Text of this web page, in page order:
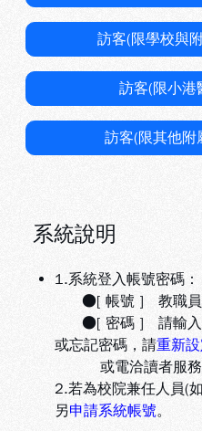
訪客(限學校與
訪客(限小港
訪客(限其他附
系統說明
1.系統登入帳號密碼：
●[ 帳號 ] 教職員
●[ 密碼 ] 請輸入
或忘記密碼，請重新
或電洽讀者服務組
2.若為校院兼任人員(
另申請系統帳號。